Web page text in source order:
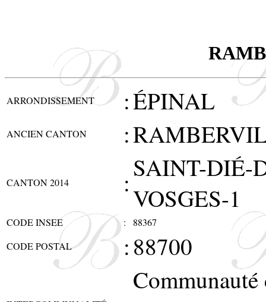
ARRONDISSEMENT :ÉPINAL
ANCIEN CANTON :
CANTON 2014 :SAINT-DIÉ-
VOSGES-1
CODE INSEE :
88367
CODE POSTAL
:88700
Communauté